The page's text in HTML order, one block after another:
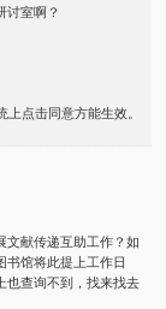
讨室啊？
点击同意方能生效。
文献传递互助工作？如
书馆将此提上工作日
也查询不到，找来找去